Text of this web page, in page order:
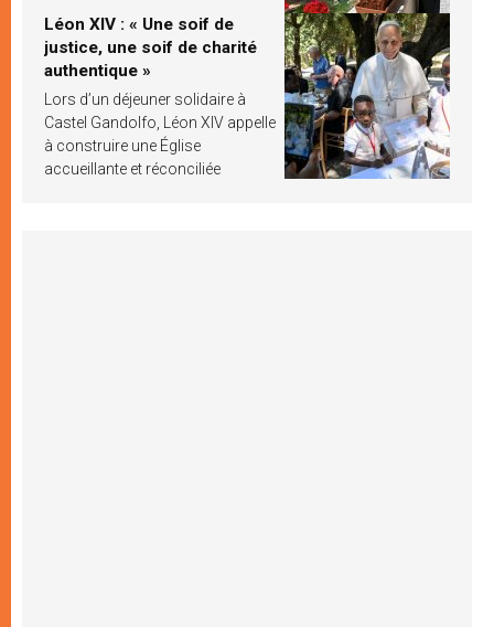
Léon XIV : « Une soif de
justice, une soif de charité
authentique »
Lors d’un déjeuner solidaire à
Castel Gandolfo, Léon XIV appelle
à construire une Église
accueillante et réconciliée